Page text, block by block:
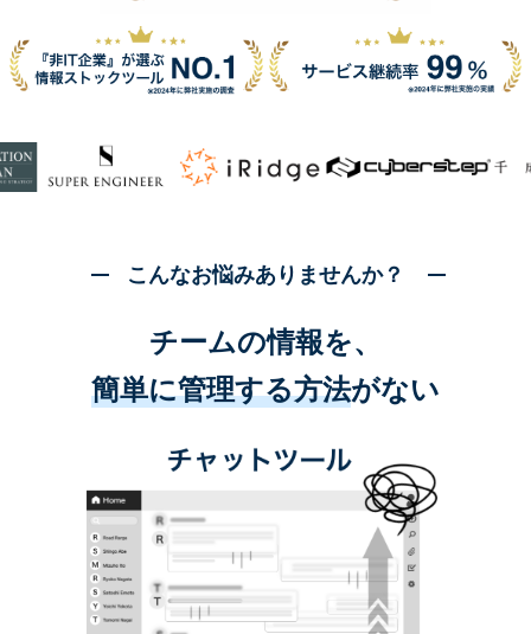
こんなお悩みありませんか？
チームの情報を、
簡単に管理する方法がない